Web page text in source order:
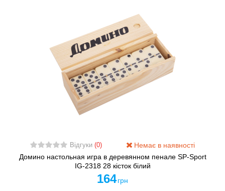
Відгуки(0)
Немає в наявності
Домино настольная игра в деревянном пенале SP-Sport
IG-2318 28 кісток білий
164 грн